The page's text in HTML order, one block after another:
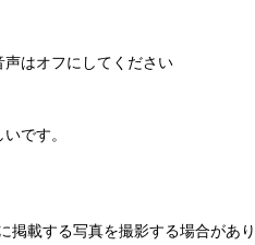
はオフにしてください
です。
掲載する写真を撮影する場合があ